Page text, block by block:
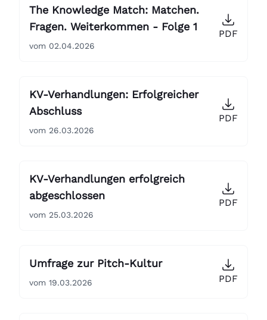
The Knowledge Match: Matchen.
Fragen. Weiterkommen - Folge 1
vom 02.04.2026
PDF
KV-Verhandlungen: Erfolgreicher
Abschluss
vom 26.03.2026
PDF
KV-Verhandlungen erfolgreich
abgeschlossen
vom 25.03.2026
PDF
Umfrage zur Pitch-Kultur
vom 19.03.2026 PDF